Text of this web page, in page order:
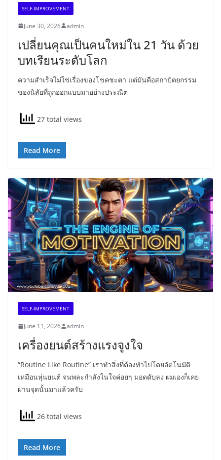
SELF-IMPROVEMENT
June 30, 2026 admin
เปลี่ยนคุณเป็นคนใหม่ใน 21 วัน ด้วย
บทเรียนระดับโลก
ความสำเร็จไม่ใช่เรื่องของโชคชะตา แต่มันคือสถาปัตยกรรม
ของนิสัยที่ถูกออกแบบมาอย่างประณีต
27 total views
Read More
SELF-IMPROVEMENT
June 11, 2026 admin
เครื่องยนต์สร้างแรงจูงใจ
“Routine Like Routine” เราทำสิ่งที่ต้องทำไปโดยอัตโนมัติ
เหมือนหุ่นยนต์ จนพละกำลังในใจค่อยๆ มอดดับลง ผมเองก็เคย
ผ่านจุดนั้นมาแล้วครับ
26 total views
Read More